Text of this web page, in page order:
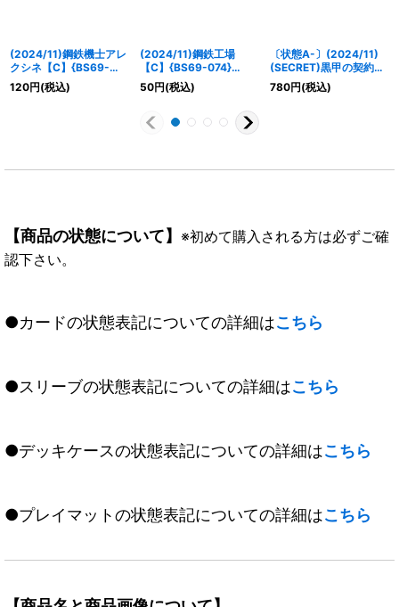
(2024/11)鋼鉄機士アレ
クシネ【C】{BS69-
040}《白》
120円(税込)
(2024/11)鋼鉄工場
【C】{BS69-074}
《白》
50円(税込)
〔状態A-〕(2024/11)
(SECRET)黒甲の契約神
テスカトリポカ【契約X-
SEC】{BSC44-CX03}
780円(税込)
【商品の状態について】 ※初めて購入される方は必ずご確
認下さい。
●カードの状態表記についての詳細はこちら
●スリーブの状態表記についての詳細はこちら
●デッキケースの状態表記についての詳細はこちら
●プレイマットの状態表記についての詳細はこちら